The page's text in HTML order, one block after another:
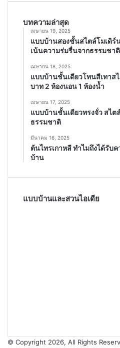
บทความล่าสุด
เมษายน 19, 2025
แบบบ้านสองชั้นสไตล์โมเดิร์
เน้นความร่มรื่นจากธรรมชาติ
เมษายน 18, 2025
แบบบ้านชั้นเดียวโทนสีเทาส
บาท 2 ห้องนอน 1 ห้องน้ำ
เมษายน 17, 2025
แบบบ้านชั้นเดียวทรงจั่ว สไต
ธรรมชาติ
มีนาคม 16, 2025
ต้นไทรเกาหลี ทำไมถึงได้รับ
บ้าน
แบบบ้านและสวนไอเดีย
© Copyright 2026, All Rights